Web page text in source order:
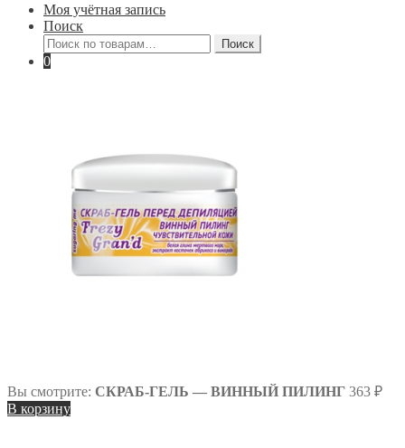
Моя учётная запись
Поиск
Искать:
Поиск
0
Вы смотрите: СКРАБ-ГЕЛЬ — ВИННЫЙ ПИЛИНГ 363 ₽
В корзину